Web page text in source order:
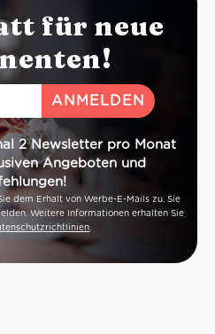
für neue
2 Newsletter pro Monat
Angeboten und
dem Erhalt von Werbe-E-Mails zu. Sie
Weitere Informationen erhalten Sie
.